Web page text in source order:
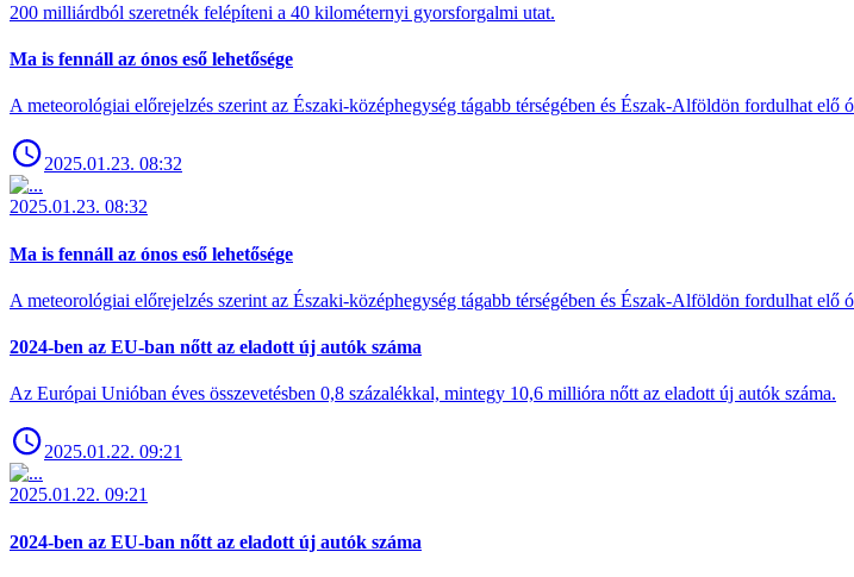
200 milliárdból szeretnék felépíteni a 40 kilométernyi gyorsforgalmi utat.
Ma is fennáll az ónos eső lehetősége
A meteorológiai előrejelzés szerint az Északi-középhegység tágabb térségében és Észak-Alföldön fordulhat
2025.01.23. 08:32
2025.01.23. 08:32
Ma is fennáll az ónos eső lehetősége
A meteorológiai előrejelzés szerint az Északi-középhegység tágabb térségében és Észak-Alföldön fordulhat
2024-ben az EU-ban nőtt az eladott új autók száma
Az Európai Unióban éves összevetésben 0,8 százalékkal, mintegy 10,6 millióra nőtt az eladott új autók száma.
2025.01.22. 09:21
2025.01.22. 09:21
2024-ben az EU-ban nőtt az eladott új autók száma